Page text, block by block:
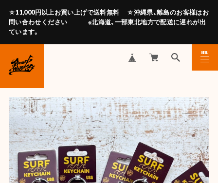
☆11,000円以上お買い上げで送料無料 ☆沖縄県、離島のお客様はお
問い合わせください ※北海道、一部東北地方で配送に遅れが出
ています。
MENU
CLOSE